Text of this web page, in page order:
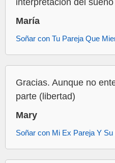
interpretación del sueño
María
Soñar con Tu Pareja Que
Gracias. Aunque no
parte (libertad)
Mary
Soñar con Mi Ex Pareja Y